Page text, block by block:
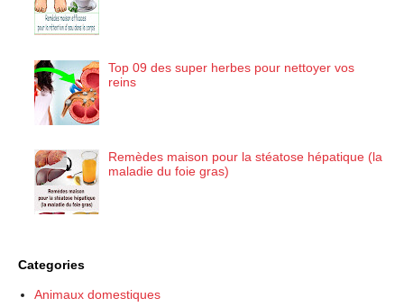
Top 09 des super herbes pour nettoyer vos
reins
Remèdes maison pour la stéatose hépatique (la
maladie du foie gras)
Categories
Animaux domestiques